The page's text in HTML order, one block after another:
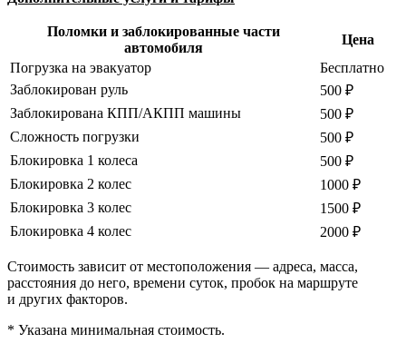
Поломки и заблокированные части
автомобиля
Цена
Погрузка на эвакуатор
Бесплатно
Заблокирован руль
500 ₽
Заблокирована КПП/АКПП машины
500 ₽
Сложность погрузки
500 ₽
Блокировка 1 колеса
500 ₽
Блокировка 2 колес
1000 ₽
Блокировка 3 колес
1500 ₽
Блокировка 4 колес
2000 ₽
Стоимость зависит от местоположения — адреса, масса,
расстояния до него, времени суток, пробок на маршруте
и других факторов.
* Указана минимальная стоимость.